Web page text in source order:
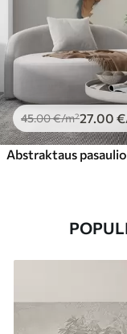
45.00€/m²27.00 €
Abstraktaus